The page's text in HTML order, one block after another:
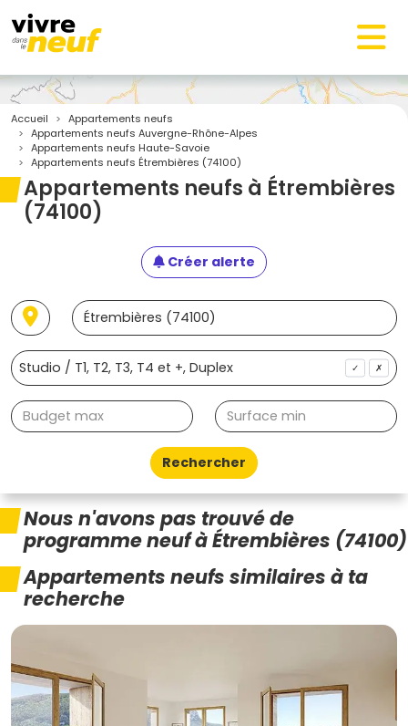
Accueil
Appartements neufs
Appartements neufs Auvergne-Rhône-Alpes
Appartements neufs Haute-Savoie
Appartements neufs Étrembières (74100)
Appartements neufs à Étrembières
(74100)
Créer alerte
✓ ✗
Rechercher
Nous n'avons pas trouvé de
programme neuf à Étrembières (74100)
Appartements neufs similaires à ta
recherche